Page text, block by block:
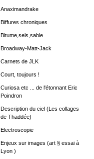
Anaximandrake
Biffures chroniques
Bitume,sels,sable
Broadway-Matt-Jack
Carnets de JLK
Court, toujours !
Curiosa etc ... de l'étonnant Eric
Poindron
Description du ciel (Les collages
de Thaddée)
Electroscopie
Enjeux sur images (art § essai à
Lyon )